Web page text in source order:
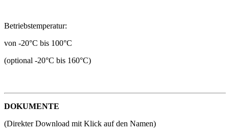
Betriebstemperatur:
von -20°C bis 100°C
(optional -20°C bis 160°C)
DOKUMENTE
(Direkter Download mit Klick auf den Namen)